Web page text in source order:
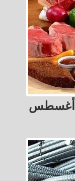
اللحوم اليوم الخميس 6 أغسطس